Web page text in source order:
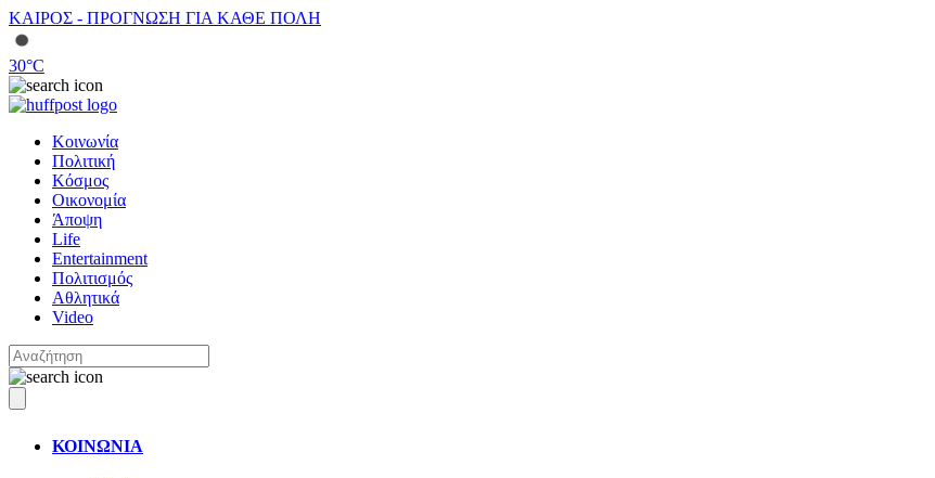
ΚΑΙΡΟΣ - ΠΡΟΓΝΩΣΗ ΓΙΑ ΚΑΘΕ ΠΟΛΗ
30°C
Κοινωνία
Πολιτική
Κόσμος
Οικονομία
Άποψη
Life
Entertainment
Πολιτισμός
Αθλητικά
Video
ΚΟΙΝΩΝΙΑ